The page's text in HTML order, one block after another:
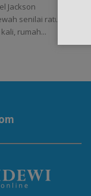
Jackson
senilai ratusan
rumah...